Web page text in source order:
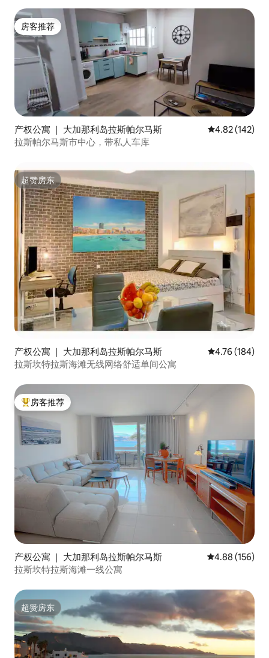
apartamento dispone de lavadora y
secadora integradas en la cocina, junto
con plancha, tabla de planchar,
aspiradora y productos de limpieza a
disposición de los huéspedes. 🔐 El
acceso es sencillo y autónomo,
mediante caja de seguridad con código
situada en la puerta del apartamento, sin
necesidad de coordinar horarios. ⭐ Las
Canteras Sun es perfecto para quienes
en una ubicación privilegiada, a pocos
metros de la Playa de Las Canteras. Su
una opción ideal tanto para escapadas
románticas como para estancias de
trabajo o largas temporadas junto al mar.
🧺 El apartamento está preparado para
ofrecer una estancia cómoda desde el
primer momento, sin necesidad de
realizar compras inmediatas. Dispone de
toallas de ducha y de playa, así como
toallas de repuesto, amenities (gel,
champú y acondicionador) y papel
higiénico de cortesía. En el dormitorio
encontrará almohadas de diferentes
tipos según sus preferencias, mantas
adicionales y camas con edredones
de lavadora y productos para el lavado
de la ropa, junto con un servicio básico
de limpieza que incluye aspiradora,
cubo, fregona y cepillo, además de
productos de limpieza. Asimismo, se
proporciona una sombrilla para llevar
cómodamente a la playa durante su
estancia. Todo está pensado para que se
sienta como en casa y pueda disfrutar
plenamente de su estancia desde el
primer día. 🧹 Ofrecemos servicio de
limpieza adicional durante la estancia,
que puede solicitarse en cualquier
momento y por el tiempo que desee.
También es posible pedir cambio de
sábanas o limpiezas extra, adaptadas a
sus preferencias. 🏠 El apartamento es
de uso exclusivo para los huéspedes,
quienes disponen de acceso completo y
privado a todas las áreas interiores:
cocina totalmente equipada, salón-
comedor, dormitorio y baño. 🔒 El acceso
al apartamento es independiente y
seguro, mediante cajetín de llaves. El
entorno es silencioso, cuidado y muy
cómodo, ideal para disfrutar de la playa y
de la ciudad con total tranquilidad. 🕒 El
房客推荐
房客推荐
产权公寓 ｜ 大加那利岛拉斯帕尔马斯 平均评分 4.82
4.82 (142)
拉斯帕尔马斯市中心，带私人车库
超赞房东
超赞房东
产权公寓 ｜ 大加那利岛拉斯帕尔马斯 平均评分 4.76
4.76 (184)
拉斯坎特拉斯海滩无线网络舒适单间公寓
热门「房客推荐」
房客推荐
产权公寓 ｜ 大加那利岛拉斯帕尔马斯 平均评分 4.88
4.88 (156)
拉斯坎特拉斯海滩一线公寓
超赞房东
超赞房东